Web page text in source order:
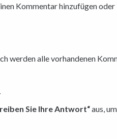
Kommentar hinzufügen oder
werden alle vorhandenen
Sie Ihre Antwort“aus,